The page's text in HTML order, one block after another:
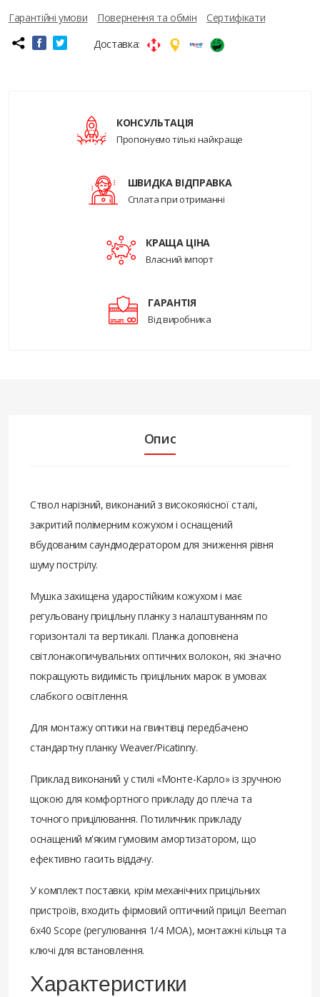
Гарантійні умови Повернення та обмін
Сертифікати
Доставка:
КОНСУЛЬТАЦІЯ
Пропонуємо тількі найкраще
ШВИДКА ВІДПРАВКА
Сплата при отриманні
КРАЩА ЦІНА
Власний імпорт
ГАРАНТІЯ
Від виробника
Опис
Ствол нарізний, виконаний з високоякісної сталі,
закритий полімерним кожухом і оснащений
вбудованим саундмодератором для зниження рівня
шуму пострілу.
Мушка захищена ударостійким кожухом і має
регульовану прицільну планку з налаштуванням по
горизонталі та вертикалі. Планка доповнена
світлонакопичувальних оптичних волокон, які значно
покращують видимість прицільних марок в умовах
слабкого освітлення.
Для монтажу оптики на гвинтівці передбачено
стандартну планку Weaver/Picatinny.
Приклад виконаний у стилі «Монте-Карло» із зручною
щокою для комфортного прикладу до плеча та
точного прицілювання. Потиличник прикладу
оснащений м'яким гумовим амортизатором, що
ефективно гасить віддачу.
У комплект поставки, крім механічних прицільних
пристроїв, входить фірмовий оптичний приціл Beeman
6x40 Scope (регулювання 1/4 MOA), монтажні кільця та
ключі для встановлення.
Характеристики